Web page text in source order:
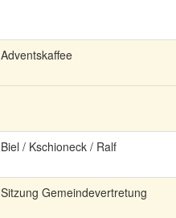
Adventskaffee
Biel / Kschioneck / Ralf
Sitzung Gemeindevertretung